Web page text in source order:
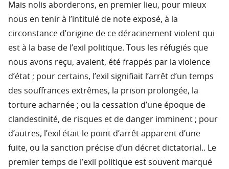
Mais nolis aborderons, en premier lieu, pour mieux
nous en tenir à l’intitulé de note exposé, à la
circonstance d’origine de ce déracinement violent qui
est à la base de l’exil politique. Tous les réfugiés que
nous avons reçu, avaient, été frappés par la violence
d’état ; pour certains, l’exil signifiait l’arrêt d’un temps
des souffrances extrêmes, la prison prolongée, la
torture acharnée ; ou la cessation d’une époque de
clandestinité, de risques et de danger imminent ; pour
d’autres, l’exil était le point d’arrêt apparent d’une
fuite, ou la sanction précise d’un décret dictatorial.. Le
premier temps de l’exil politique est souvent marqué